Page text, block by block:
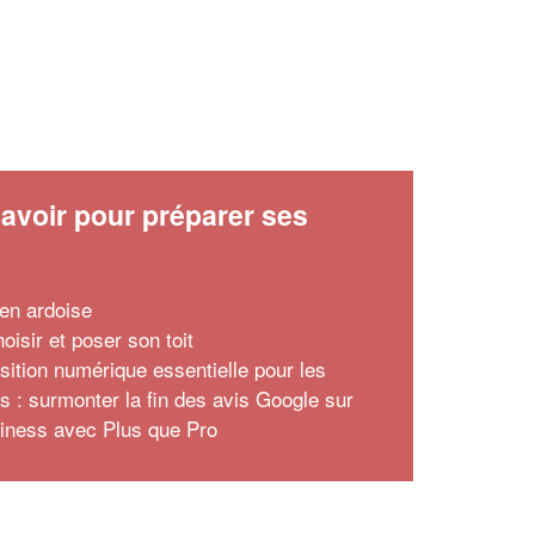
pour préparer ses
ardoise
et poser son toit
numérique essentielle pour les
: surmonter la fin des avis Google sur
avec Plus que Pro